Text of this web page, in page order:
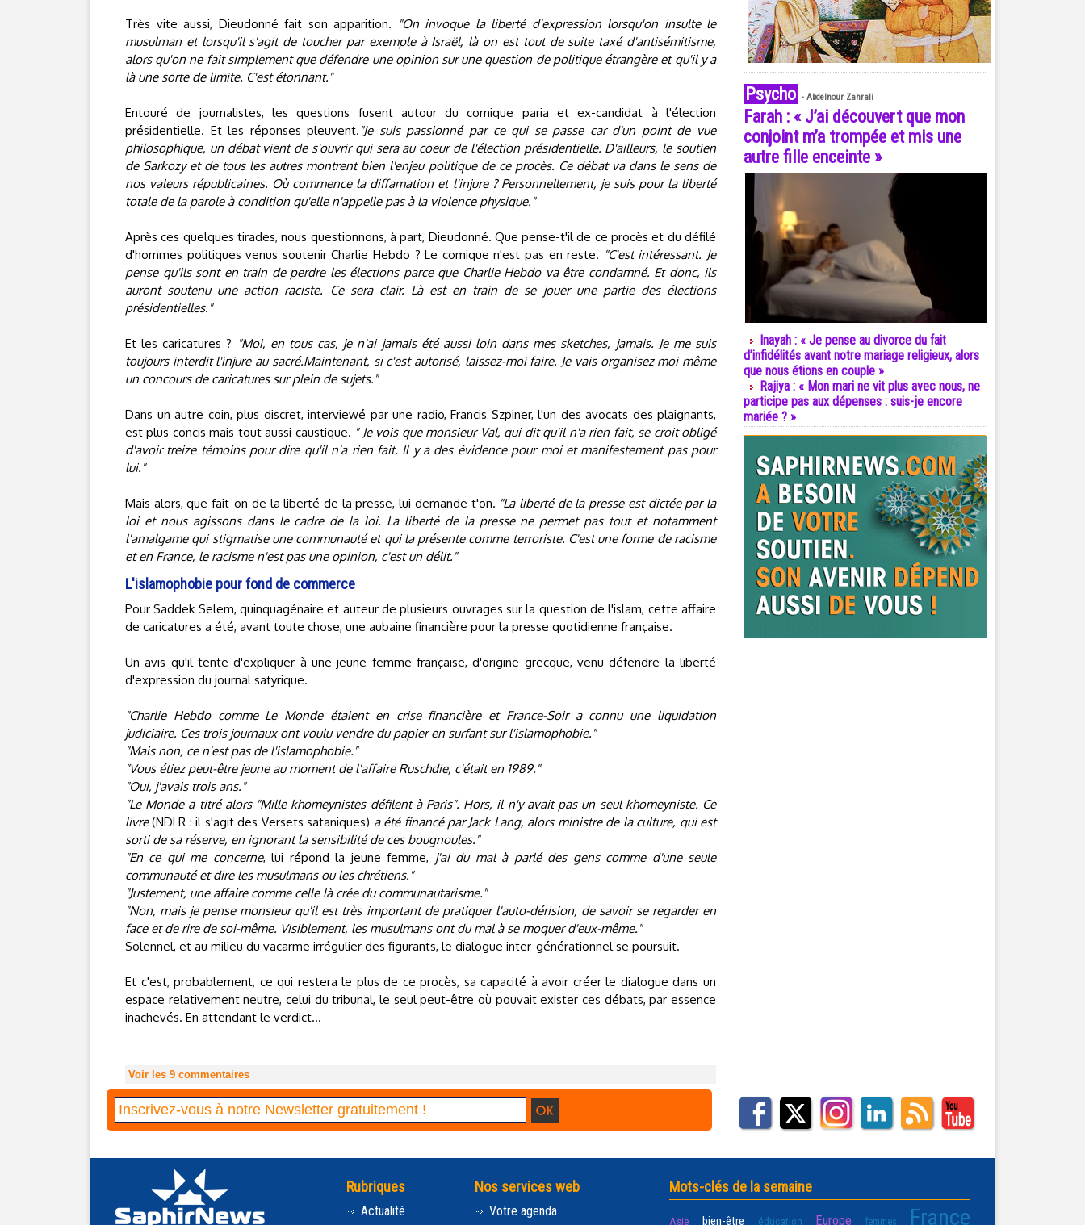
Très vite aussi, Dieudonné fait son apparition.
"On invoque la liberté d'expression lorsqu'on insulte le
musulman et lorsqu'il s'agit de toucher par exemple à Israël, là on est tout de suite taxé d'antisémitisme,
alors qu'on ne fait simplement que défendre une opinion sur une question de politique étrangère et qu'il y a
là une sorte de limite. C'est étonnant."
Entouré de journalistes, les questions fusent autour du comique paria et ex-candidat à l'élection
présidentielle. Et les réponses pleuvent. "Je suis passionné par ce qui se passe car d'un point de vue
philosophique, un débat vient de s'ouvrir qui sera au coeur de l'élection présidentielle. D'ailleurs, le soutien
de Sarkozy et de tous les autres montrent bien l'enjeu politique de ce procès. Ce débat va dans le sens de
nos valeurs républicaines. Où commence la diffamation et l'injure ? Personnellement, je suis pour la liberté
totale de la parole à condition qu'elle n'appelle pas à la violence physique."
Après ces quelques tirades, nous questionnons, à part, Dieudonné. Que pense-t'il de ce procès et du défilé
d'hommes politiques venus soutenir Charlie Hebdo ? Le comique n'est pas en reste. "C'est intéressant. Je
pense qu'ils sont en train de perdre les élections parce que Charlie Hebdo va être condamné. Et donc, ils
auront soutenu une action raciste. Ce sera clair. Là est en train de se jouer une partie des élections
présidentielles."
Et les caricatures ? "Moi, en tous cas, je n'ai jamais été aussi loin dans mes sketches, jamais. Je me suis
toujours interdit l'injure au sacré.Maintenant, si c'est autorisé, laissez-moi faire. Je vais organisez moi même
un concours de caricatures sur plein de sujets."
Dans un autre coin, plus discret, interviewé par une radio, Francis Szpiner, l'un des avocats des plaignants,
est plus concis mais tout aussi caustique. " Je vois que monsieur Val, qui dit qu'il n'a rien fait, se croit obligé
d'avoir treize témoins pour dire qu'il n'a rien fait. Il y a des évidence pour moi et manifestement pas pour
lui."
Mais alors, que fait-on de la liberté de la presse, lui demande t'on. "La liberté de la presse est dictée par la
loi et nous agissons dans le cadre de la loi. La liberté de la presse ne permet pas tout et notamment
l'amalgame qui stigmatise une communauté et qui la présente comme terroriste. C'est une forme de racisme
et en France, le racisme n'est pas une opinion, c'est un délit."
L'islamophobie pour fond de commerce
Pour Saddek Selem, quinquagénaire et auteur de plusieurs ouvrages sur la question de l'islam, cette affaire
de caricatures a été, avant toute chose, une aubaine financière pour la presse quotidienne française.
Un avis qu'il tente d'expliquer à une jeune femme française, d'origine grecque, venu défendre la liberté
d'expression du journal satyrique.
"Charlie Hebdo comme Le Monde étaient en crise financière et France-Soir a connu une liquidation
judiciaire. Ces trois journaux ont voulu vendre du papier en surfant sur l'islamophobie."
"Mais non, ce n'est pas de l'islamophobie."
"Vous étiez peut-être jeune au moment de l'affaire Ruschdie, c'était en 1989."
"Oui, j'avais trois ans."
"Le Monde a titré alors "Mille khomeynistes défilent à Paris". Hors, il n'y avait pas un seul khomeyniste. Ce
livre(NDLR : il s'agit des Versets sataniques) a été financé par Jack Lang, alors ministre de la culture, qui est
sorti de sa réserve, en ignorant la sensibilité de ces bougnoules."
"En ce qui me concerne, lui répond la jeune femme, j'ai du mal à parlé des gens comme d'une seule
communauté et dire les musulmans ou les chrétiens."
"Justement, une affaire comme celle là crée du communautarisme."
"Non, mais je pense monsieur qu'il est très important de pratiquer l'auto-dérision, de savoir se regarder en
face et de rire de soi-même. Visiblement, les musulmans ont du mal à se moquer d'eux-même."
Solennel, et au milieu du vacarme irrégulier des figurants, le dialogue inter-générationnel se poursuit.
Et c'est, probablement, ce qui restera le plus de ce procès, sa capacité à avoir créer le dialogue dans un
espace relativement neutre, celui du tribunal, le seul peut-être où pouvait exister ces débats, par essence
inachevés. En attendant le verdict...
Voir les 9 commentaires
Psycho - Abdelnour Zahrali
Farah : « J’ai découvert que mon
conjoint m’a trompée et mis une
autre fille enceinte »
Inayah : « Je pense au divorce du fait
d’infidélités avant notre mariage religieux, alors
que nous étions en couple »
Rajiya : « Mon mari ne vit plus avec nous, ne
participe pas aux dépenses : suis-je encore
mariée ? »
Rubriques
Actualité
Nos services web
Votre agenda
Mots-clés de la semaine
Asie bien-être éducation Europe femmes France